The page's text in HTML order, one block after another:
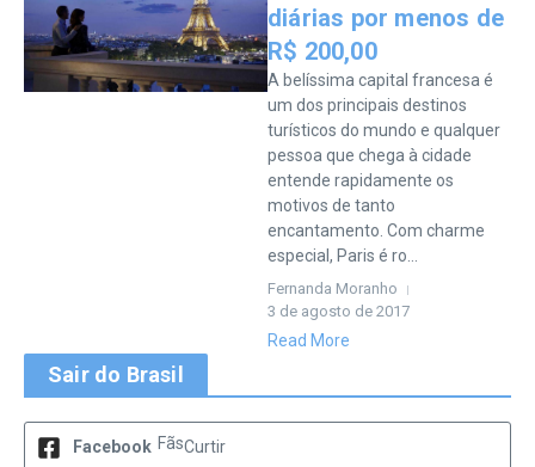
diárias por menos de
R$ 200,00
A belíssima capital francesa é
um dos principais destinos
turísticos do mundo e qualquer
pessoa que chega à cidade
entende rapidamente os
motivos de tanto
encantamento. Com charme
especial, Paris é ro...
Fernanda Moranho
3 de agosto de 2017
Read More
Sair do Brasil
Facebook FãsCurtir